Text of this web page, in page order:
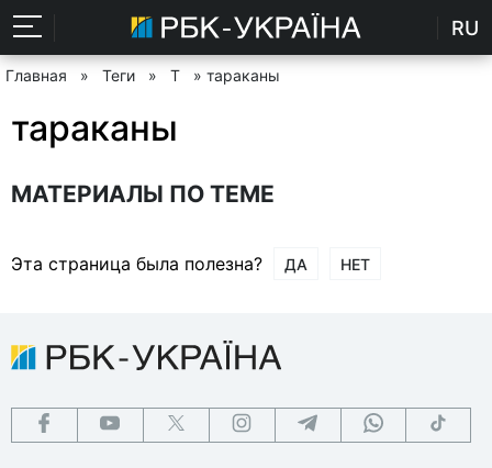
RU
Главная » Теги » Т » тараканы
тараканы
МАТЕРИАЛЫ ПО ТЕМЕ
Эта страница была полезна? ДА НЕТ